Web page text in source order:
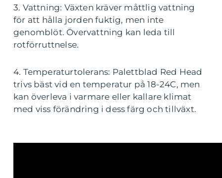
3. Vattning: Växten kräver måttlig vattning
för att hålla jorden fuktig, men inte
genomblöt. Övervattning kan leda till
rotförruttnelse.
4. Temperaturtolerans: Palettblad Red Head
trivs bäst vid en temperatur på 18-24C, men
kan överleva i varmare eller kallare klimat
med viss förändring i dess färg och tillväxt.